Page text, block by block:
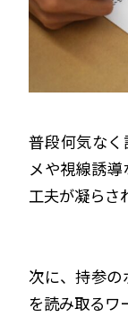
普段何気な
メや視線誘
工夫が凝らさ
次に、持参
を読み取るワ